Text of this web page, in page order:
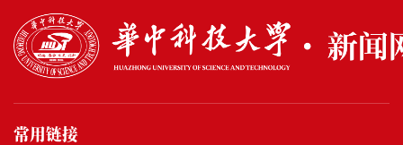
第802期
第800期
常用链接